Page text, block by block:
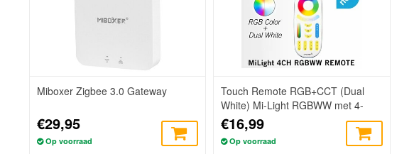
Miboxer Zigbee 3.0 Gateway
€29,95
Op voorraad
Touch Remote RGB+CCT (Dual
White) Mi-Light RGBWW met 4-
kanalen
€16,99
Op voorraad